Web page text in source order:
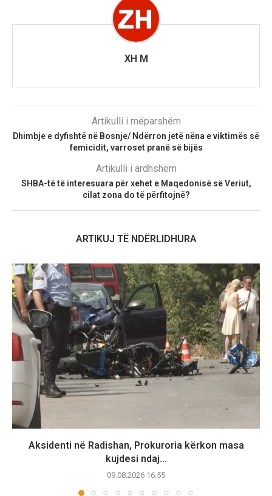
XH M
Artikulli i mëparshëm
Dhimbje e dyfishtë në Bosnje/ Ndërron jetë nëna e viktimës së
femicidit, varroset pranë së bijës
Artikulli i ardhshëm
SHBA-të të interesuara për xehet e Maqedonisë së Veriut,
cilat zona do të përfitojnë?
ARTIKUJ TË NDËRLIDHURA
Aksidenti në Radishan, Prokuroria kërkon masa
kujdesi ndaj...
09.08.2026 16:55